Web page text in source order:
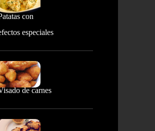
con
especiales
de carnes